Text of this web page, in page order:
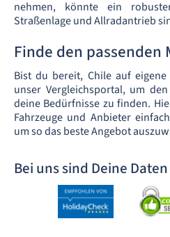
nehmen, könnte ein
Straßenlage und Allradantrieb
Finde den passenden
Bist du bereit, Chile auf
unser Vergleichsportal, um
deine Bedürfnisse zu finden.
Fahrzeuge und Anbieter
um so das beste Angebot
Bei uns sind Deine